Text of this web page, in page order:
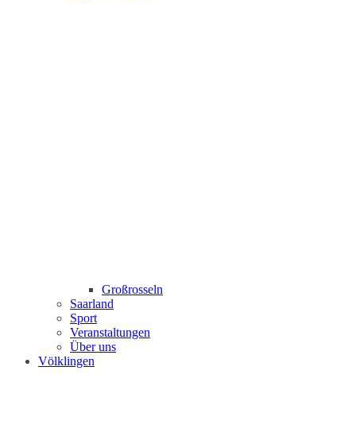
Großrosseln
Saarland
Sport
Veranstaltungen
Über uns
Völklingen